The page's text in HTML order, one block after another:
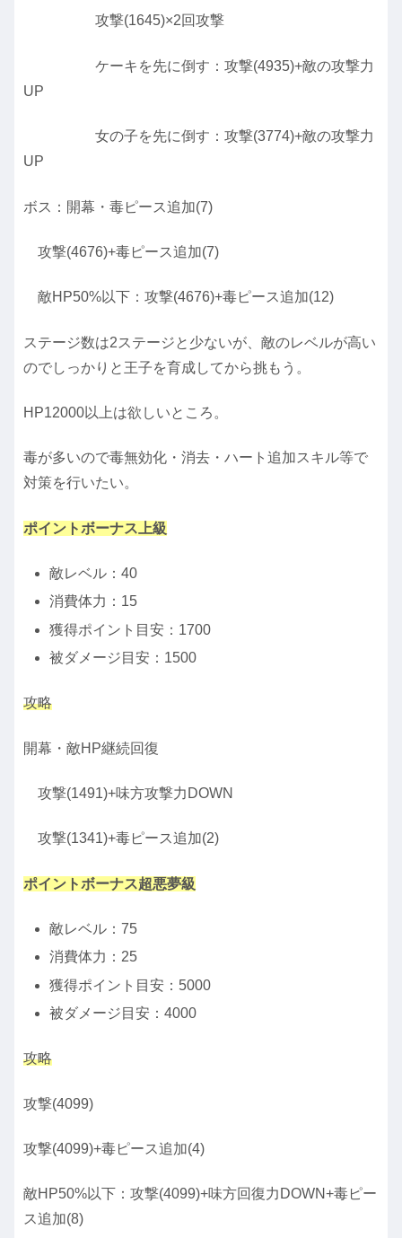
攻撃(1645)×2回攻撃
ケーキを先に倒す：攻撃(4935)+敵の攻撃力
UP
女の子を先に倒す：攻撃(3774)+敵の攻撃力
UP
ボス：開幕・毒ピース追加(7)
攻撃(4676)+毒ピース追加(7)
敵HP50%以下：攻撃(4676)+毒ピース追加(12)
ステージ数は2ステージと少ないが、敵のレベルが高い
のでしっかりと王子を育成してから挑もう。
HP12000以上は欲しいところ。
毒が多いので毒無効化・消去・ハート追加スキル等で
対策を行いたい。
ポイントボーナス上級
敵レベル：40
消費体力：15
獲得ポイント目安：1700
被ダメージ目安：1500
攻略
開幕・敵HP継続回復
攻撃(1491)+味方攻撃力DOWN
攻撃(1341)+毒ピース追加(2)
ポイントボーナス超悪夢級
敵レベル：75
消費体力：25
獲得ポイント目安：5000
被ダメージ目安：4000
攻略
攻撃(4099)
攻撃(4099)+毒ピース追加(4)
敵HP50%以下：攻撃(4099)+味方回復力DOWN+毒ピー
ス追加(8)